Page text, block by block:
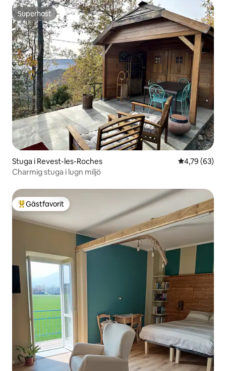
Superhost
Superhost
Stuga i Revest-les-Roches 4,79 av 5 i
4,79 (63)
Charmig stuga i lugn miljö
Populär gästfavorit
Gästfavorit